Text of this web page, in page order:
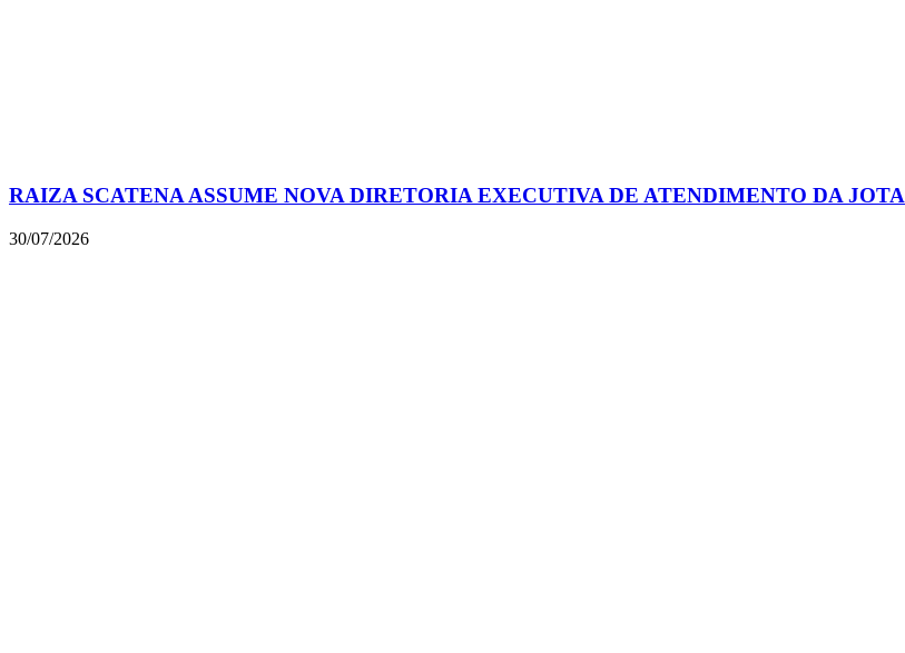
RAIZA SCATENA ASSUME NOVA DIRETORIA EXECUTIVA DE ATENDIMENTO DA JOTA
30/07/2026